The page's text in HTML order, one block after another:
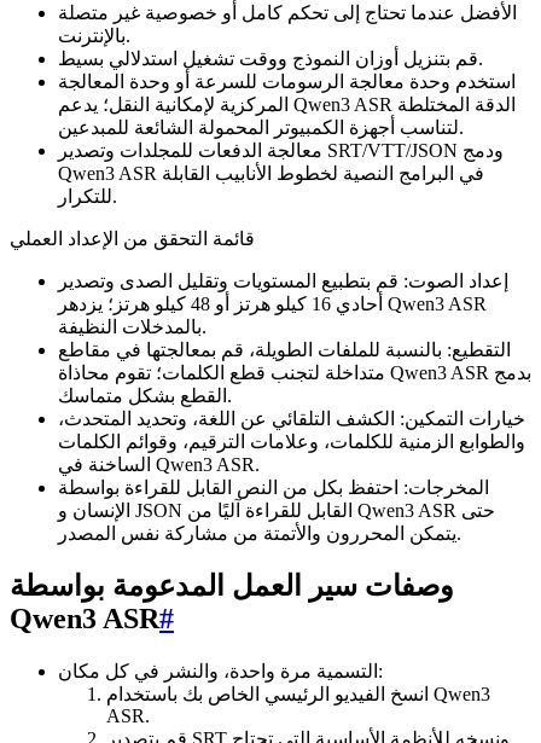
الأفضل عندما تحتاج إلى تحكم كامل أو خصوصية غير متصلة
بالإنترنت.
قم بتنزيل أوزان النموذج ووقت تشغيل استدلالي بسيط.
استخدم وحدة معالجة الرسومات للسرعة أو وحدة المعالجة
المركزية لإمكانية النقل؛ يدعم Qwen3 ASR الدقة المختلطة
لتناسب أجهزة الكمبيوتر المحمولة الشائعة للمبدعين.
معالجة الدفعات للمجلدات وتصدير SRT/VTT/JSON ودمج
Qwen3 ASR في البرامج النصية لخطوط الأنابيب القابلة
للتكرار.
قائمة التحقق من الإعداد العملي
إعداد الصوت: قم بتطبيع المستويات وتقليل الصدى وتصدير
أحادي 16 كيلو هرتز أو 48 كيلو هرتز؛ يزدهر Qwen3 ASR
بالمدخلات النظيفة.
التقطيع: بالنسبة للملفات الطويلة، قم بمعالجتها في مقاطع
متداخلة لتجنب قطع الكلمات؛ تقوم محاذاة Qwen3 ASR بدمج
القطع بشكل متماسك.
خيارات التمكين: الكشف التلقائي عن اللغة، وتحديد المتحدث،
والطوابع الزمنية للكلمات، وعلامات الترقيم، وقوائم الكلمات
الساخنة في Qwen3 ASR.
المخرجات: احتفظ بكل من النص القابل للقراءة بواسطة
الإنسان و JSON القابل للقراءة آليًا من Qwen3 ASR حتى
يتمكن المحررون والأتمتة من مشاركة نفس المصدر.
وصفات سير العمل المدعومة بواسطة
Qwen3 ASR#
التسمية مرة واحدة، والنشر في كل مكان:
انسخ الفيديو الرئيسي الخاص بك باستخدام Qwen3
ASR.
قم بتصدير SRT ونسخه للأنظمة الأساسية التي تحتاج